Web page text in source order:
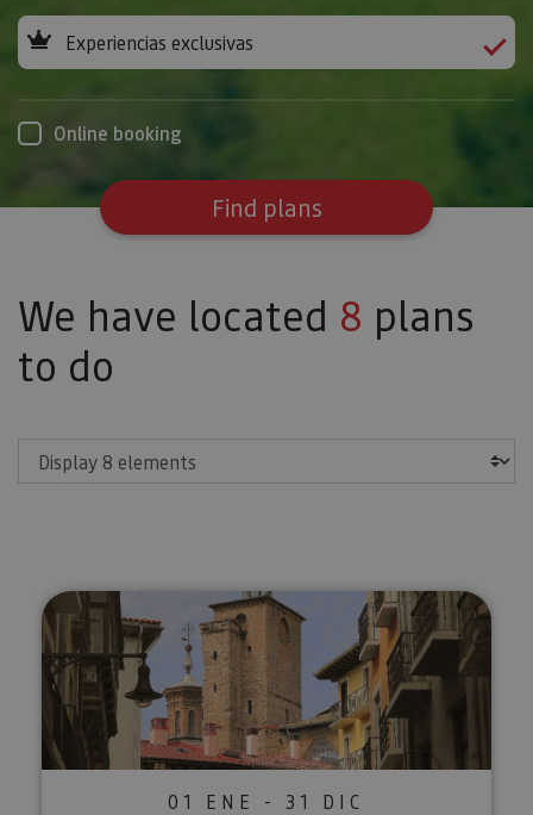
Experiencias exclusivas
Online booking
Find plans
We have located 8 plans
to do
Tour in Pamplona
01 ENE - 31 DIC